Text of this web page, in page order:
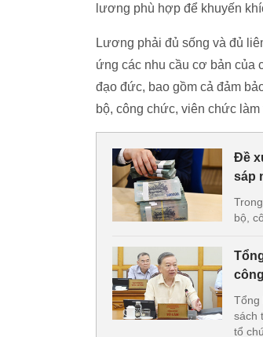
lương phù hợp để khuyến
Lương phải đủ sống và đủ
ứng các nhu cầu cơ bản của
đạo đức, bao gồm cả đảm
bộ, công chức, viên chức làm
Đề
sáp
bộ,
Tổng
sách
tổ